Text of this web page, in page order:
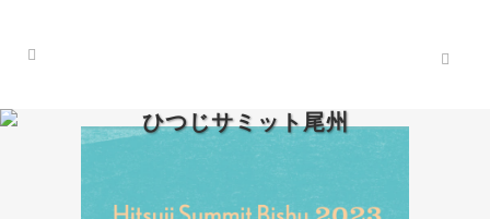
ひつじサミット尾州